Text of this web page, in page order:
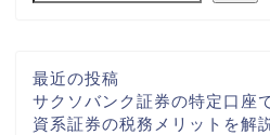
最近の投稿
サクソバンク証券の特定口座
資系証券の税務メリットを解